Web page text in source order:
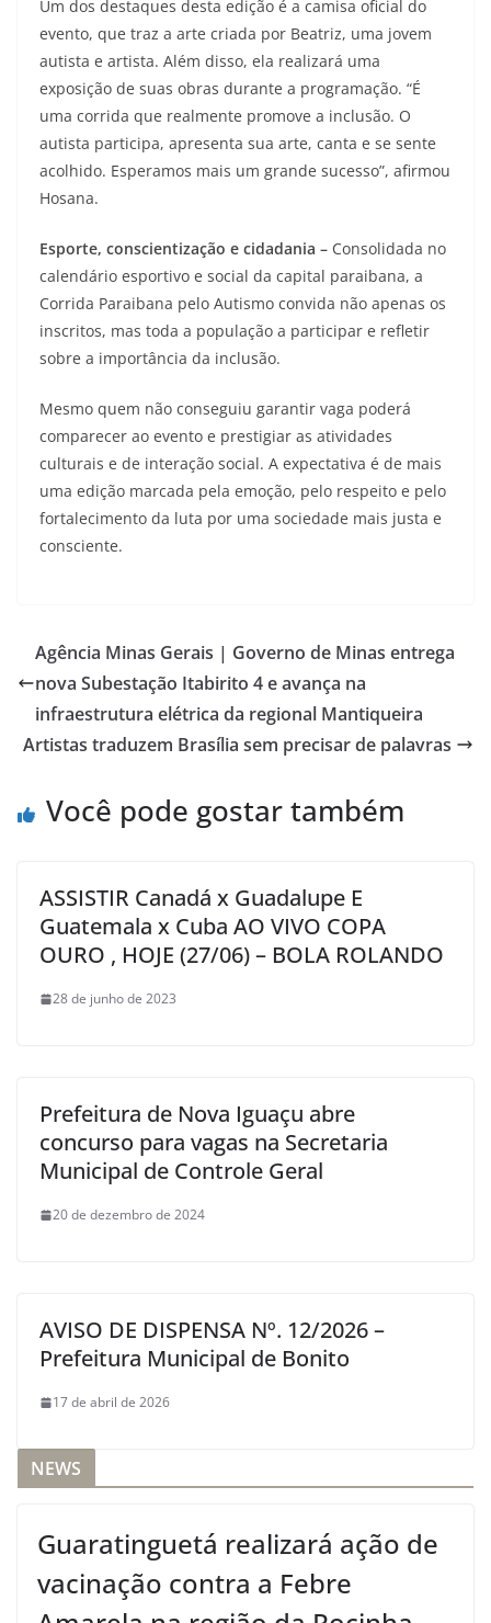
Um dos destaques desta edição é a camisa oficial do
evento, que traz a arte criada por Beatriz, uma jovem
autista e artista. Além disso, ela realizará uma
exposição de suas obras durante a programação. “É
uma corrida que realmente promove a inclusão. O
autista participa, apresenta sua arte, canta e se sente
acolhido. Esperamos mais um grande sucesso”, afirmou
Hosana.
Esporte, conscientização e cidadania – Consolidada no
calendário esportivo e social da capital paraibana, a
Corrida Paraibana pelo Autismo convida não apenas os
inscritos, mas toda a população a participar e refletir
sobre a importância da inclusão.
Mesmo quem não conseguiu garantir vaga poderá
comparecer ao evento e prestigiar as atividades
culturais e de interação social. A expectativa é de mais
uma edição marcada pela emoção, pelo respeito e pelo
fortalecimento da luta por uma sociedade mais justa e
consciente.
Agência Minas Gerais | Governo de Minas entrega
nova Subestação Itabirito 4 e avança na
infraestrutura elétrica da regional Mantiqueira
Artistas traduzem Brasília sem precisar de palavras
Você pode gostar também
ASSISTIR Canadá x Guadalupe E
Guatemala x Cuba AO VIVO COPA
OURO , HOJE (27/06) – BOLA ROLANDO
28 de junho de 2023
Prefeitura de Nova Iguaçu abre
concurso para vagas na Secretaria
Municipal de Controle Geral
20 de dezembro de 2024
AVISO DE DISPENSA Nº. 12/2026 –
Prefeitura Municipal de Bonito
17 de abril de 2026
NEWS
Guaratinguetá realizará ação de
vacinação contra a Febre